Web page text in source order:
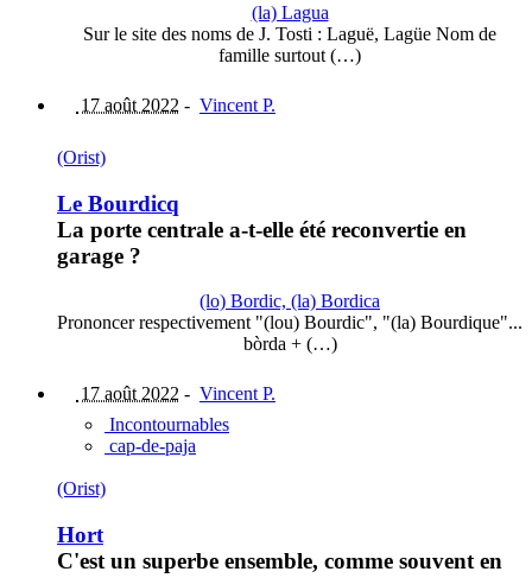
(la) Lagua
Sur le site des noms de J. Tosti : Laguë, Lagüe Nom de
famille surtout (…)
17 août 2022 - Vincent P.
(Orist)
Le Bourdicq
La porte centrale a-t-elle été reconvertie en
garage ?
(lo) Bordic, (la) Bordica
Prononcer respectivement "(lou) Bourdic", "(la) Bourdique"...
bòrda + (…)
17 août 2022 - Vincent P.
Incontournables
cap-de-paja
(Orist)
Hort
C'est un superbe ensemble, comme souvent en